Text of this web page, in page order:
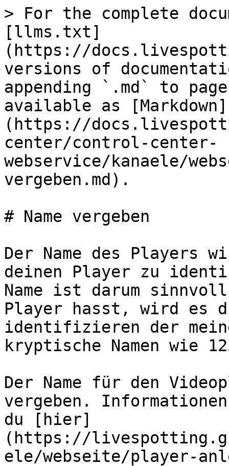
> For the complete
[llms.txt]
(https://
versions of
appending `.md` to
available as [Markdown]
(https://
center/control-center-
webservice/kanaele/
vergeben.md).
# Name vergeben
Der Name des Players
deinen Player zu
Name ist darum
Player hasst, wird es
identifizieren der
kryptische Namen wie
Der Name für den
vergeben.
du [hier]
(https://
ele/webseite/player-